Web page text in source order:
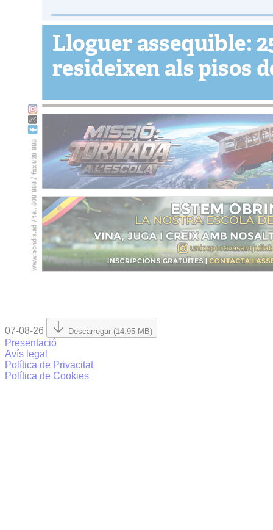
07-08-26 Descarregar (14.95 MB)
Presentació
Avís legal
Política de Privacitat
Política de Cookies